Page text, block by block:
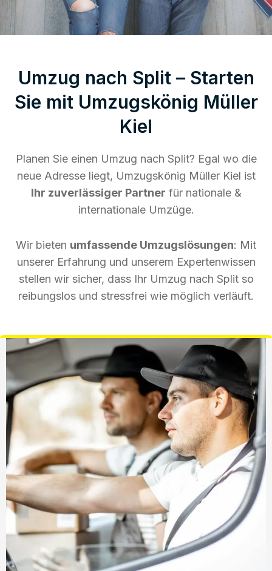
Umzug nach Split – Starten
Sie mit Umzugskönig Müller
Kiel
Planen Sie einen Umzug nach Split? Egal wo die
neue Adresse liegt, Umzugskönig Müller Kiel ist
Ihr zuverlässiger Partner für nationale &
internationale Umzüge.
Wir bieten umfassende Umzugslösungen: Mit
unserer Erfahrung und unserem Expertenwissen
stellen wir sicher, dass Ihr Umzug nach Split so
reibungslos und stressfrei wie möglich verläuft.